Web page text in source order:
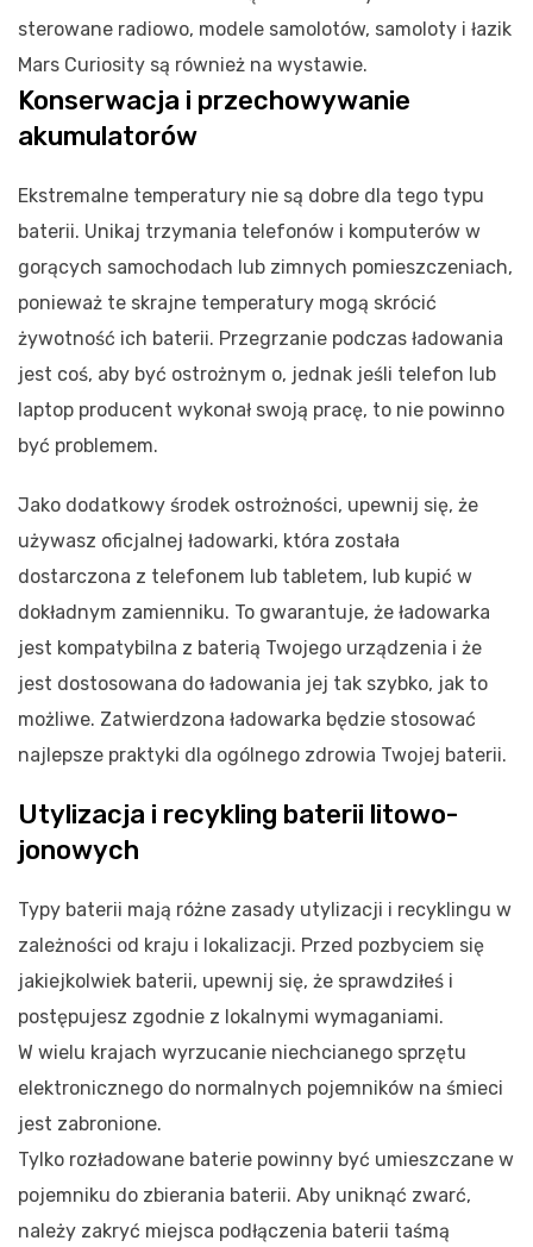
sterowane radiowo, modele samolotów, samoloty i łazik
Mars Curiosity są również na wystawie.
Konserwacja i przechowywanie
akumulatorów
Ekstremalne temperatury nie są dobre dla tego typu
baterii. Unikaj trzymania telefonów i komputerów w
gorących samochodach lub zimnych pomieszczeniach,
ponieważ te skrajne temperatury mogą skrócić
żywotność ich baterii. Przegrzanie podczas ładowania
jest coś, aby być ostrożnym o, jednak jeśli telefon lub
laptop producent wykonał swoją pracę, to nie powinno
być problemem.
Jako dodatkowy środek ostrożności, upewnij się, że
używasz oficjalnej ładowarki, która została
dostarczona z telefonem lub tabletem, lub kupić w
dokładnym zamienniku. To gwarantuje, że ładowarka
jest kompatybilna z baterią Twojego urządzenia i że
jest dostosowana do ładowania jej tak szybko, jak to
możliwe. Zatwierdzona ładowarka będzie stosować
najlepsze praktyki dla ogólnego zdrowia Twojej baterii.
Utylizacja i recykling baterii litowo-
jonowych
Typy baterii mają różne zasady utylizacji i recyklingu w
zależności od kraju i lokalizacji. Przed pozbyciem się
jakiejkolwiek baterii, upewnij się, że sprawdziłeś i
postępujesz zgodnie z lokalnymi wymaganiami.
W wielu krajach wyrzucanie niechcianego sprzętu
elektronicznego do normalnych pojemników na śmieci
jest zabronione.
Tylko rozładowane baterie powinny być umieszczane w
pojemniku do zbierania baterii. Aby uniknąć zwarć,
należy zakryć miejsca podłączenia baterii taśmą